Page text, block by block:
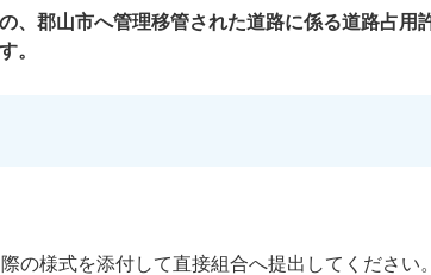
、郡山市へ管理移管された道路に係る道路占用
。
の様式を添付して直接組合へ提出してください